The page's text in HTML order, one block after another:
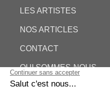
LES ARTISTES
NOS ARTICLES
CONTACT
QUI SOMMES-NOUS
ESTIMATION GRATUITE